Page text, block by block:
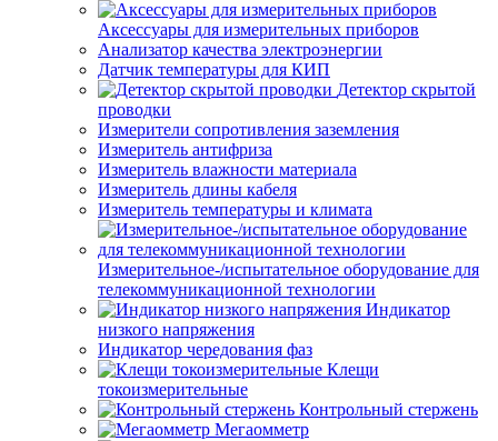
Аксессуары для измерительных приборов
Анализатор качества электроэнергии
Датчик температуры для КИП
Детектор скрытой
проводки
Измерители сопротивления заземления
Измеритель антифриза
Измеритель влажности материала
Измеритель длины кабеля
Измеритель температуры и климата
Измерительное-/испытательное оборудование для
телекоммуникационной технологии
Индикатор
низкого напряжения
Индикатор чередования фаз
Клещи
токоизмерительные
Контрольный стержень
Мегаомметр